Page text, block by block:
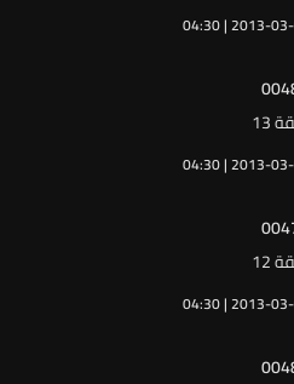
04:30 | 2013-
04:30 | 2013-
13
04:30 | 2013-
12